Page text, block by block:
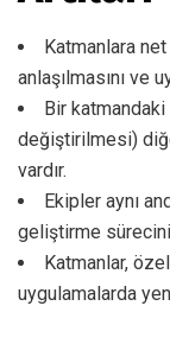
Katmanlara
anlaşılmasını ve
Bir
değiştirilmesi)
vardır.
Ekipler aynı
geliştirme sürecini
Katmanlar,
uygulamalarda